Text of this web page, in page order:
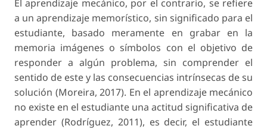
El aprendizaje mecánico, por el contrario, se refiere
a un aprendizaje memorístico, sin significado para el
estudiante, basado meramente en grabar en la
memoria imágenes o símbolos con el objetivo de
responder a algún problema, sin comprender el
sentido de este y las consecuencias intrínsecas de su
solución (Moreira, 2017). En el aprendizaje mecánico
no existe en el estudiante una actitud significativa de
aprender (Rodríguez, 2011), es decir, el estudiante